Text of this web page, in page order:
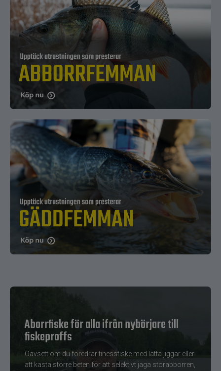
Aborrfiske för alla ifrån nybörjare till
fiskeproffs
Oavsett om du föredrar finessfiske med lätta jiggar eller
att kasta större beten för att selektivt jaga storabborren,